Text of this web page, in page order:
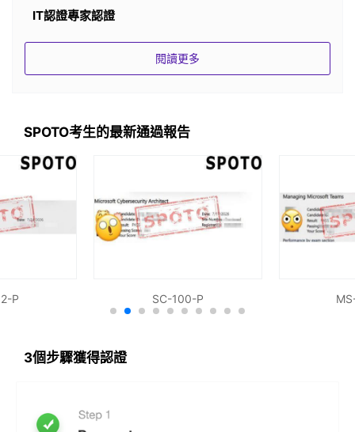
IT認證專家認證
所有模擬測試都有準確的答案，並由擁有 18 年以上 IT
經驗的 IT 認證專家團隊驗證。
過考試。
快速通過認證考試
閱讀更多
SPOTO考生的最新通過報告
P SC-100-P
3個步驟獲得認證